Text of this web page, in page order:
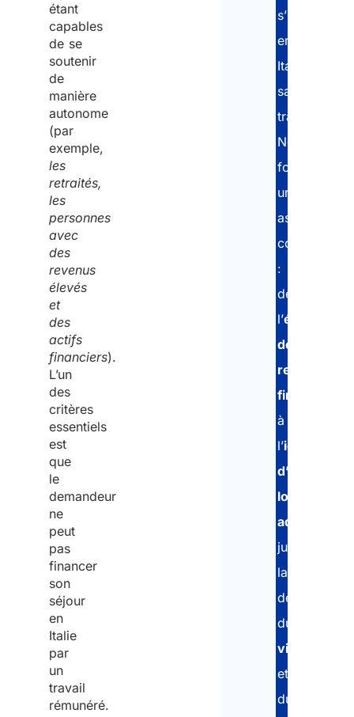
étant
capables
de se
soutenir
de
manière
autonome
(par
exemple,
les
retraités,
les
personnes
avec
des
revenus
élevés
et
des
actifs
financiers).
L’un
des
critères
essentiels
est
que
le
demandeur
ne
peut
pas
financer
son
séjour
en
Italie
par
un
travail
rémunéré.
s’installer
en
Italie
sans
travailler.
Nous
fournissons
une
assistance
complète
:
de
l’évaluation
des
ressources
financières
à
l’
d’un
logement
adapté
jusqu’à
la
délivrance
du
visa
et
du